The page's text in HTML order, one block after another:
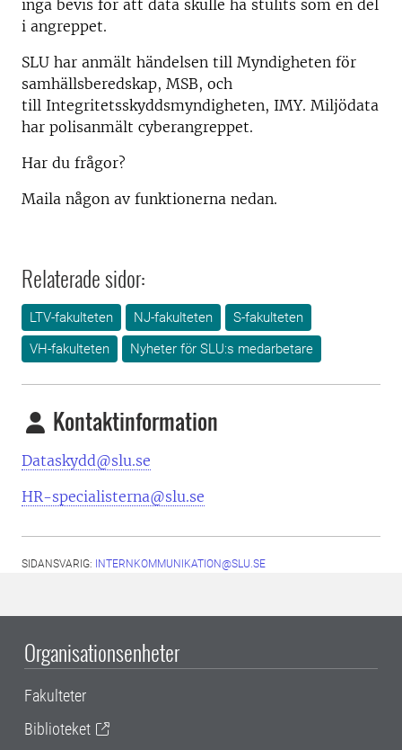
inga bevis för att data skulle ha stulits som en del
i angreppet.
SLU har anmält händelsen till Myndigheten för
samhällsberedskap, MSB, och
till Integritetsskyddsmyndigheten, IMY. Miljödata
har polisanmält cyberangreppet.
Har du frågor?
Maila någon av funktionerna nedan.
Relaterade sidor:
LTV-fakulteten NJ-fakulteten
S-fakulteten
VH-fakulteten
Nyheter för SLU:s medarbetare
Kontaktinformation
Dataskydd@slu.se
HR-specialisterna@slu.se
SIDANSVARIG: INTERNKOMMUNIKATION@SLU.SE
Organisationsenheter
Fakulteter
Biblioteket